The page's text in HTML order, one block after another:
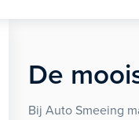
De
Bij Auto Smeeing